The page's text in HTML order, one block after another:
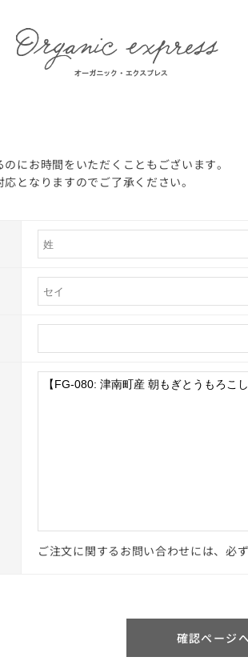
にお時間をいただくこともございます。
となりますのでご了承ください。
ご注文に関するお問い合わせには、必
確認ページ